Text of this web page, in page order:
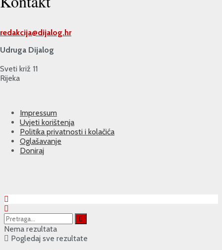
redakcija@dijalog.hr
Udruga Dijalog
Sveti križ 11
Rijeka
Impressum
Uvjeti korištenja
Politika privatnosti i kolačića
Oglašavanje
Doniraj
Nema rezultata
Pogledaj sve rezultate